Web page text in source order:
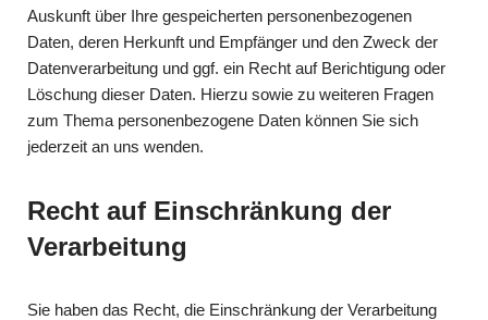
Auskunft über Ihre gespeicherten personenbezogenen
Daten, deren Herkunft und Empfänger und den Zweck der
Datenverarbeitung und ggf. ein Recht auf Berichtigung oder
Löschung dieser Daten. Hierzu sowie zu weiteren Fragen
zum Thema personenbezogene Daten können Sie sich
jederzeit an uns wenden.
Recht auf Einschränkung der
Verarbeitung
Sie haben das Recht, die Einschränkung der Verarbeitung